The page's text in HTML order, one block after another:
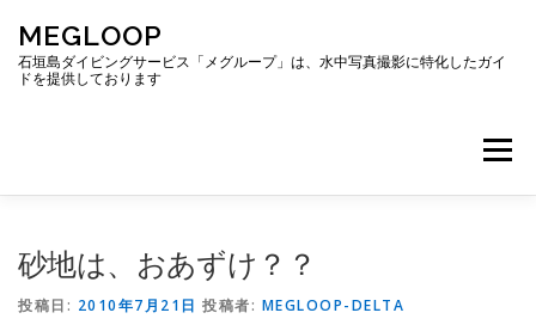
ッ
MEGLOOP
石垣島ダイビングサービス「メグループ」は、水中写真撮影に特化したガイ
ドを提供しております
メニュー
砂地は、おあずけ？？
投稿日: 2010年7月21日 投稿者: MEGLOOP-DELTA